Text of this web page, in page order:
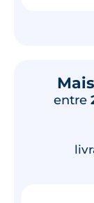
entre